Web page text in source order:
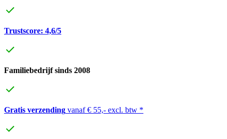
Trustscore: 4,6/5
Familiebedrijf sinds 2008
Gratis verzending vanaf € 55,- excl. btw *